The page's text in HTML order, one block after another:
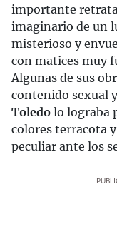
importante
imaginario de un
misterioso y
con matices muy
Algunas de sus
contenido sexual
Toledo lo lograba
colores terracota
peculiar ante los